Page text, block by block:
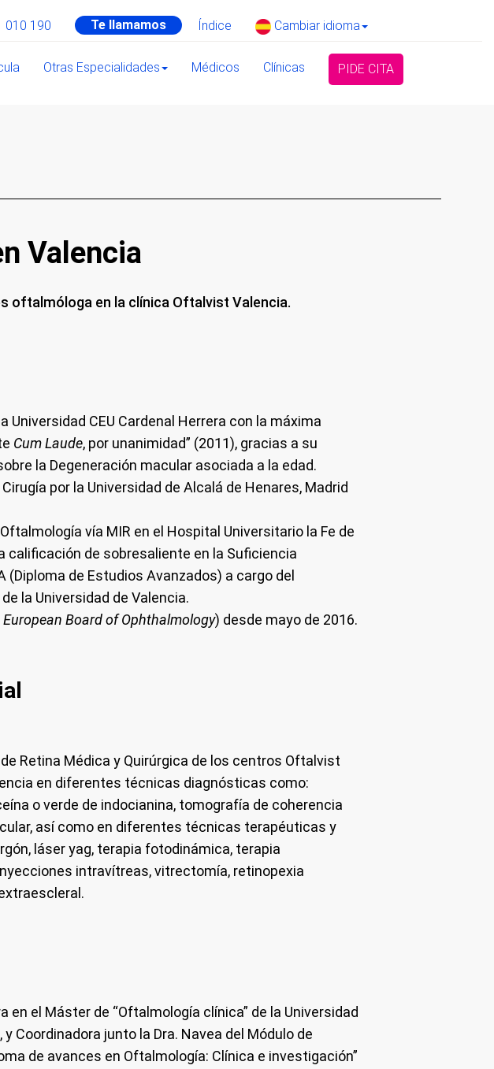
010 190 Te llamamos Índice Cambiar idioma
Otras Especialidades Médicos Clínicas PIDE CITA
Valencia
oftalmóloga en la clínica Oftalvist Valencia.
Universidad CEU Cardenal Herrera con la máxima
Cum Laude, por unanimidad” (2011), gracias a su
la Degeneración macular asociada a la edad.
por la Universidad de Alcalá de Henares, Madrid
vía MIR en el Hospital Universitario la Fe de
calificación de sobresaliente en la Suficiencia
(Diploma de Estudios Avanzados) a cargo del
la Universidad de Valencia.
Board of Ophthalmology) desde mayo de 2016.
Retina Médica y Quirúrgica de los centros Oftalvist
en diferentes técnicas diagnósticas como:
o verde de indocianina, tomografía de coherencia
así como en diferentes técnicas terapéuticas y
láser yag, terapia fotodinámica, terapia
intravítreas, vitrectomía, retinopexia
el Máster de “Oftalmología clínica” de la Universidad
y Coordinadora junto la Dra. Navea del Módulo de
de avances en Oftalmología: Clínica e investigación”